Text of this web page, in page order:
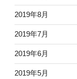
2019年8月
2019年7月
2019年6月
2019年5月